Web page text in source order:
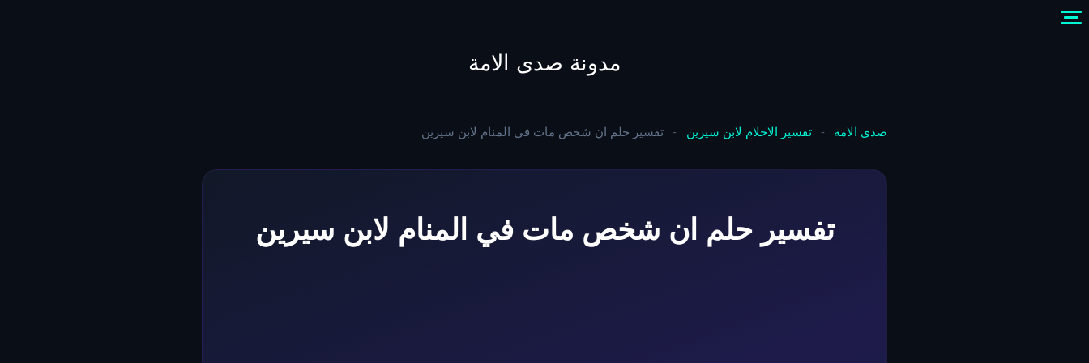
مدونة صدى الامة
صدى الامة - تفسير الاحلام لابن سيرين - تفسير حلم ان شخص مات في المنام لابن سيرين
تفسير حلم ان شخص مات في المنام لابن سيرين